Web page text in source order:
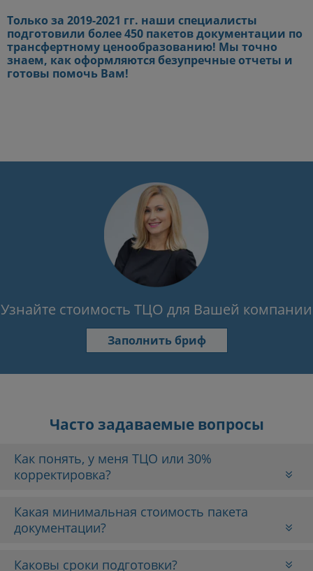
Только за 2019-2021 гг. наши специалисты
подготовили более 450 пакетов документации по
трансфертному ценообразованию! Мы точно
знаем, как оформляются безупречные отчеты и
готовы помочь Вам!
Узнайте стоимость ТЦО для Вашей компании
Заполнить бриф
Часто задаваемые вопросы
Как понять, у меня ТЦО или 30%
корректировка?
Какая минимальная стоимость пакета
документации?
Каковы сроки подготовки?